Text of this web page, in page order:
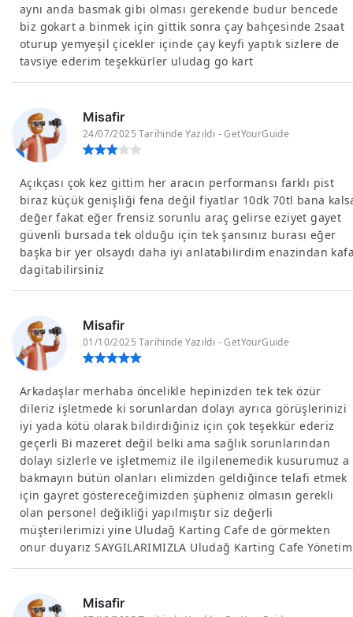
aynı anda basmak gibi olması gerekende budur bencede
biz gokart a binmek için gittik sonra çay bahçesinde 2saat
oturup yemyeşil çicekler içinde çay keyfi yaptık sizlere de
tavsiye ederim teşekkürler uludag go kart
Misafir
24/07/2025 Tarihinde Yazıldı - GetYourGuide
Açıkçası çok kez gittim her aracın performansı farklı pist
biraz küçük genişliği fena değil fiyatlar 10dk 70tl bana
değer fakat eğer frensiz sorunlu araç gelirse eziyet gayet
güvenli bursada tek olduğu için tek şansınız burası eğer
başka bir yer olsaydı daha iyi anlatabilirdim enazindan
dagitabilirsiniz
Misafir
01/10/2025 Tarihinde Yazıldı - GetYourGuide
Arkadaşlar merhaba öncelikle hepinizden tek tek özür
dileriz işletmede ki sorunlardan dolayı ayrıca görüşlerinizi
iyi yada kötü olarak bildirdiğiniz için çok teşekkür ederiz
geçerli Bi mazeret değil belki ama sağlık sorunlarından
dolayı sizlerle ve işletmemiz ile ilgilenemedik kusurumuz a
bakmayın bütün olanları elimizden geldiğince telafi etmek
için gayret göstereceğimizden şüpheniz olmasın gerekli
olan personel değikliği yapılmıştır siz değerli
müşterilerimizi yine Uludağ Karting Cafe de görmekten
onur duyarız SAYGILARIMIZLA Uludağ Karting Cafe Yönetim
Misafir